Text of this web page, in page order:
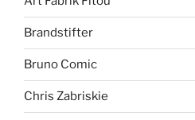
Brandstifter
Bruno Comic
Chris Zabriskie